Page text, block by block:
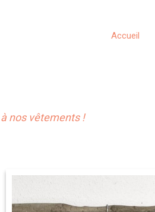
Accueil
nos vêtements !